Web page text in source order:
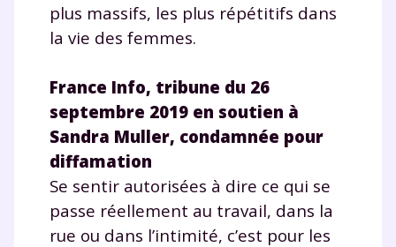
plus massifs, les plus répétitifs dans
la vie des femmes.
France Info, tribune du 26
septembre 2019 en soutien à
Sandra Muller, condamnée pour
diffamation
Se sentir autorisées à dire ce qui se
passe réellement au travail, dans la
rue ou dans l’intimité, c’est pour les